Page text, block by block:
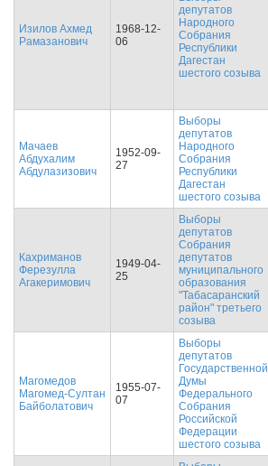
Изилов Ахмед
Рамазанович
1968-12-
06
депутатов
Народного
Собрания
Республики
Дагестан
шестого созыва
Мачаев
Абдухалим
Абдулазизович
1952-09-
27
Выборы
депутатов
Народного
Собрания
Республики
Дагестан
шестого созыва
Кахриманов
Ферезулла
Агакеримович
1949-04-
25
Выборы
депутатов
Собрания
депутатов
муниципального
образования
"Табасаранский
район" третьего
созыва
Магомедов
Магомед-Султан
Байболатович
1955-07-
07
Выборы
депутатов
Государственной
Думы
Федерального
Собрания
Российской
Федерации
шестого созыва